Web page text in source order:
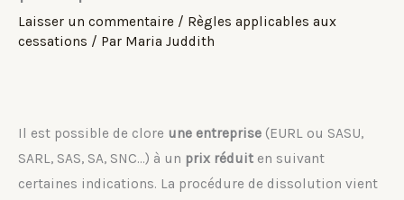
Laisser un commentaire / Règles applicables aux
cessations / Par Maria Juddith
Il est possible de clore une entreprise (EURL ou SASU,
SARL, SAS, SA, SNC…) à un prix réduit en suivant
certaines indications. La procédure de dissolution vient